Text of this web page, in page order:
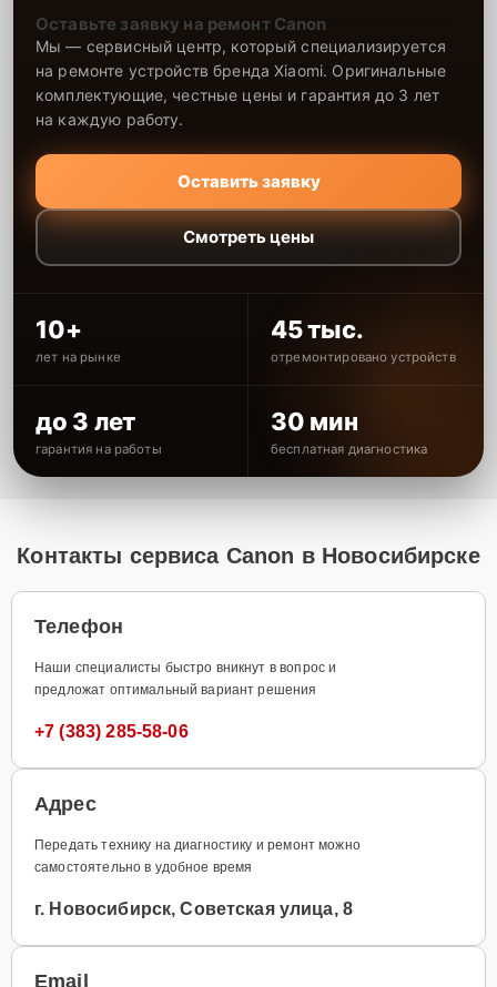
Оставьте заявку на ремонт Canon
Мы — сервисный центр, который специализируется
на ремонте устройств бренда Xiaomi. Оригинальные
комплектующие, честные цены и гарантия до 3 лет
на каждую работу.
Оставить заявку
Смотреть цены
10+
лет на рынке
45 тыс.
отремонтировано устройств
до 3 лет
гарантия на работы
30 мин
бесплатная диагностика
Контакты сервиса Canon в Новосибирске
Телефон
Наши специалисты быстро вникнут в вопрос и
предложат оптимальный вариант решения
+7 (383) 285-58-06
Адрес
Передать технику на диагностику и ремонт можно
самостоятельно в удобное время
г. Новосибирск, Советская улица, 8
Email